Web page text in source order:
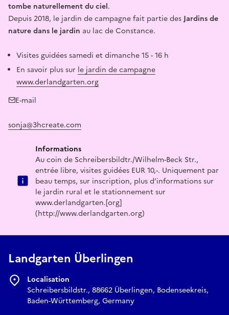
tombe naturellement du ciel.
Depuis 2018, le jardin de campagne fait partie des Jardins de
nature dans le jardin au lac de Constance.
Visites guidées samedi et dimanche 15 - 16 h
En savoir plus sur le jardin de campagne
www.derlandgarten.org
E-mail
sonja@3hcreate.com
Informations
Au coin de Schreibersbildtr./Wilhelm-Beck Str.,
entrée libre, visites guidées EUR 10,-. Uniquement par
beau temps, sur inscription, plus d’informations sur
le jardin rural et le stationnement sur
www.derlandgarten.[org]
(http://www.derlandgarten.org)
Landgarten Überlingen
Localisation
Schreibersbildstr., 88662 Überlingen, Bodenseekreis,
Baden-Württemberg, Germany